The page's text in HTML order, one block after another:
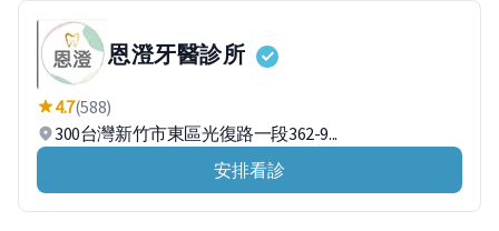
恩澄牙醫診所
4.7(588)
300台灣新竹市東區光復路一段362-9...
安排看診